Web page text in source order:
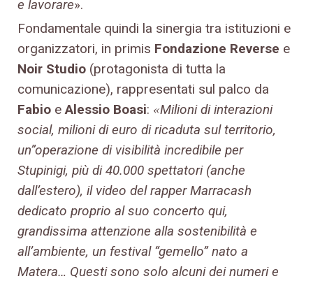
e lavorare».
Fondamentale quindi la sinergia tra istituzioni e
organizzatori, in primis Fondazione Reverse e
Noir Studio (protagonista di tutta la
comunicazione), rappresentati sul palco da
Fabio e Alessio Boasi: «Milioni di interazioni
social, milioni di euro di ricaduta sul territorio,
un”operazione di visibilità incredibile per
Stupinigi, più di 40.000 spettatori (anche
dall’estero), il video del rapper Marracash
dedicato proprio al suo concerto qui,
grandissima attenzione alla sostenibilità e
all’ambiente, un festival “gemello” nato a
Matera… Questi sono solo alcuni dei numeri e